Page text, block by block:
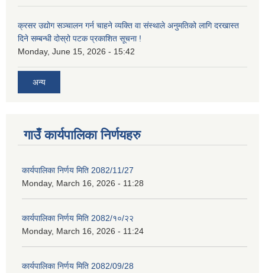
क्रसर उद्योग सञ्चालन गर्न चाहने व्यक्ति वा संस्थाले अनुमतिको लागि दरखास्त
दिने सम्बन्धी दोस्रो पटक प्रकाशित सूचना !
Monday, June 15, 2026 - 15:42
अन्य
गाउँ कार्यपालिका निर्णयहरु
कार्यपालिका निर्णय मिति 2082/11/27
Monday, March 16, 2026 - 11:28
कार्यपालिका निर्णय मिति 2082/१०/२२
Monday, March 16, 2026 - 11:24
कार्यपालिका निर्णय मिति 2082/09/28